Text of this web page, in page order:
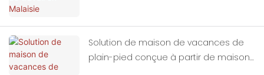
Solution de maison de vacances de
plain-pied conçue à partir de maisons